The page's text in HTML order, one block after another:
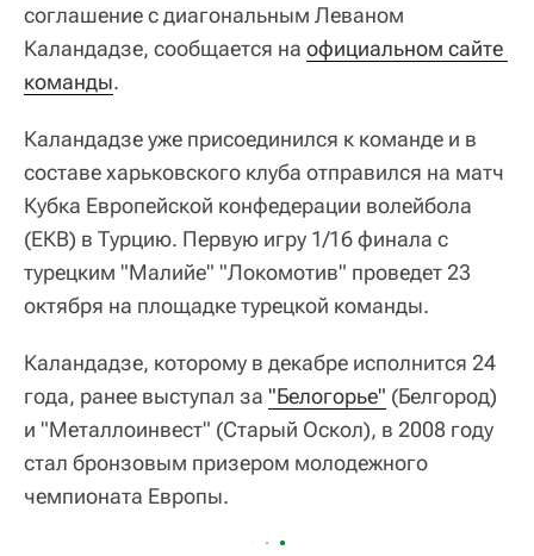
соглашение с диагональным Леваном
Каландадзе, сообщается на официальном сайте
команды.
Каландадзе уже присоединился к команде и в
составе харьковского клуба отправился на матч
Кубка Европейской конфедерации волейбола
(ЕКВ) в Турцию. Первую игру 1/16 финала с
турецким "Малийе" "Локомотив" проведет 23
октября на площадке турецкой команды.
Каландадзе, которому в декабре исполнится 24
года, ранее выступал за "Белогорье" (Белгород)
и "Металлоинвест" (Старый Оскол), в 2008 году
стал бронзовым призером молодежного
чемпионата Европы.